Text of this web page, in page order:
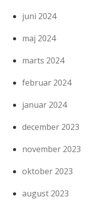
juni 2024
maj 2024
marts 2024
februar 2024
januar 2024
december 2023
november 2023
oktober 2023
august 2023